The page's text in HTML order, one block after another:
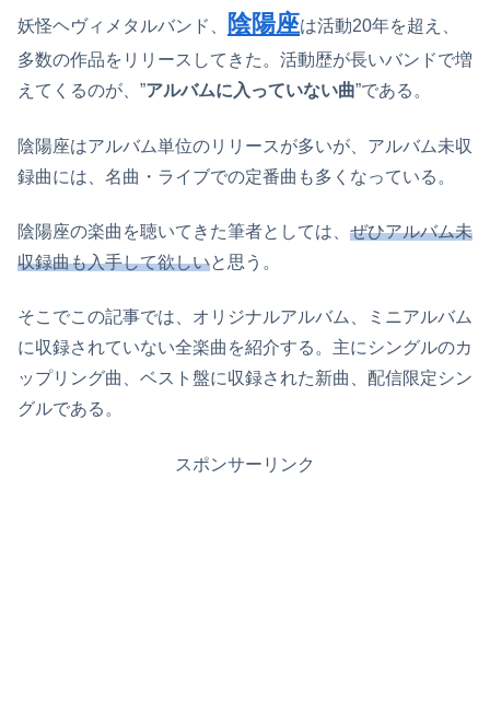
妖怪ヘヴィメタルバンド、 陰陽座は活動20年を超え、
多数の作品をリリースしてきた。活動歴が長いバンドで増
えてくるのが、”アルバムに入っていない曲”である。
陰陽座はアルバム単位のリリースが多いが、アルバム未収
録曲には、名曲・ライブでの定番曲も多くなっている。
陰陽座の楽曲を聴いてきた筆者としては、 ぜひアルバム未
収録曲も入手して欲しいと思う。
そこでこの記事では、オリジナルアルバム、ミニアルバム
に収録されていない全楽曲を紹介する。主にシングルのカ
ップリング曲、ベスト盤に収録された新曲、配信限定シン
グルである。
スポンサーリンク